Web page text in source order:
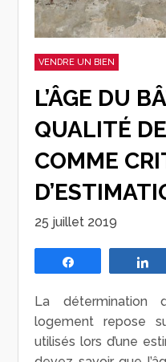
VENDRE UN BIEN
L’ÂGE DU
QUALITÉ
COMME
25 juillet 2019
La
logement repose
utilisés lors d’une